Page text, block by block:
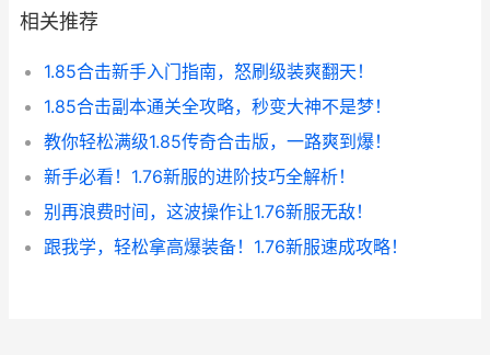
相关推荐
1.85合击新手入门指南，怒刷级装爽翻天！
1.85合击副本通关全攻略，秒变大神不是梦！
教你轻松满级1.85传奇合击版，一路爽到爆！
新手必看！1.76新服的进阶技巧全解析！
别再浪费时间，这波操作让1.76新服无敌！
跟我学，轻松拿高爆装备！1.76新服速成攻略！